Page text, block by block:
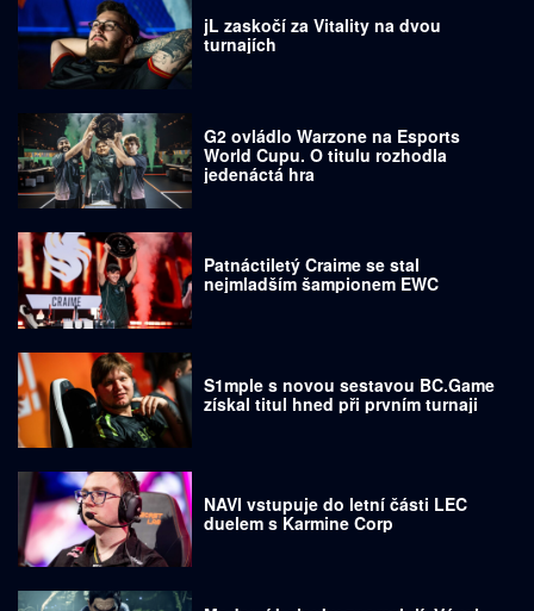
jL zaskočí za Vitality na dvou
turnajích
G2 ovládlo Warzone na Esports
World Cupu. O titulu rozhodla
jedenáctá hra
Patnáctiletý Craime se stal
nejmladším šampionem EWC
S1mple s novou sestavou BC.Game
získal titul hned při prvním turnaji
NAVI vstupuje do letní části LEC
duelem s Karmine Corp